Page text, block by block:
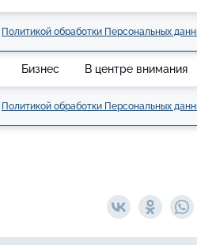
Политикой обработки Персональных
Бизнес В центре внимания
Политикой обработки Персональных